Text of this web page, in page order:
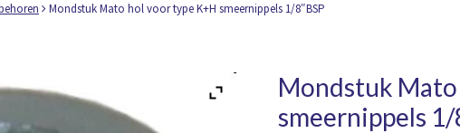
Mondstuk Mato hol voor type K+H smeernippels 1/8″BSP
Mondstuk
smeernippels 1/